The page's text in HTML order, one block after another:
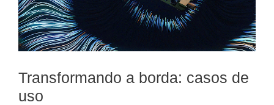
Transformando a borda: casos de
uso